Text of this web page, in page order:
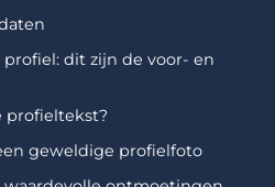
dit zijn de voor- en
profieltekst?
geweldige profielfoto